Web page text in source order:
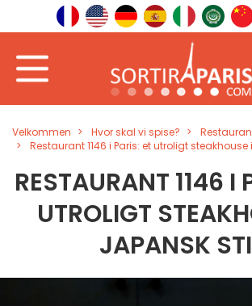
Velkommen Hvor skal vi spise?
Restaurant 1146 i Paris: et utroligt
RESTAURANT 1146 I
UTROLIGT
JAPANSK